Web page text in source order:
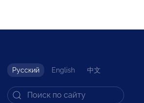
Русский English 中文